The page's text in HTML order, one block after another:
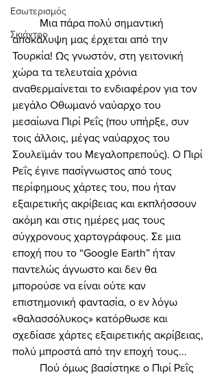
Εσωτερισμός
Σκιάχτρο
αποκάλυψη μας έρχεται από την
Τουρκία! Ως γνωστόν, στη γειτονική
χώρα τα τελευταία χρόνια
αναθερμαίνεται το ενδιαφέρον για τον
μεγάλο Οθωμανό ναύαρχο του
μεσαίωνα Πιρί Ρεΐς (που υπήρξε, συν
τοις άλλοις, μέγας ναύαρχος του
Σουλεϊμάν του Μεγαλοπρεπούς). Ο Πιρί
Ρεΐς έγινε πασίγνωστος από τους
περίφημους χάρτες του, που ήταν
εξαιρετικής ακρίβειας και εκπλήσσουν
ακόμη και στις ημέρες μας τους
σύγχρονους χαρτογράφους. Σε μια
εποχή που το “Google Earth” ήταν
παντελώς άγνωστο και δεν θα
μπορούσε να είναι ούτε καν
επιστημονική φαντασία, ο εν λόγω
«θαλασσόλυκος» κατόρθωσε και
σχεδίασε χάρτες εξαιρετικής ακρίβειας,
πολύ μπροστά από την εποχή τους...